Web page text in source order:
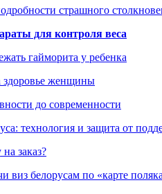
страшного
для контроля веса
гайморита у ребенка
здоровье женщины
до современности
технология и защита от
заказ?
виз белорусам по «карте